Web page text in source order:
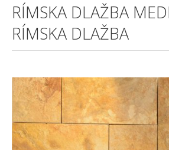
PRODUKTY
Kamenný koberec
Kamenné dlažby a obklady
Doplnkový sortiment
Výrobky z kameňa
Kamenné bloky
Creative Floor
RÍMSKA DLAŽBA
RÍMSKA DLAŽBA